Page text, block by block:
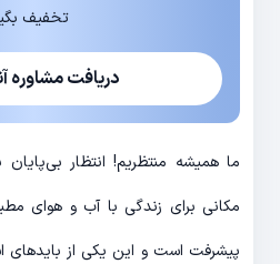
تخفیف
دریافت مشاوره
ما همیشه منتظریم! انتظار بی‌پایان
مکانی برای زندگی با آب و هوای
پیشرفت است و این یکی از